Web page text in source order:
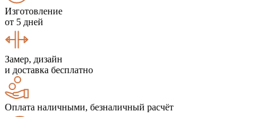
Изготовление
от 5 дней
Замер, дизайн
и доставка бесплатно
Оплата наличными, безналичный расчёт